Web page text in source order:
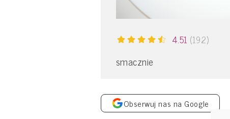
4.51 (192)
smacznie
Obserwuj nas na Google